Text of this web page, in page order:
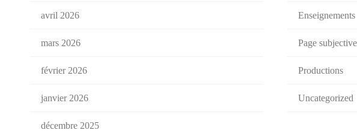
avril 2026
mars 2026
février 2026
janvier 2026
décembre 2025
Enseignements
Page subjective
Productions
Uncategorized